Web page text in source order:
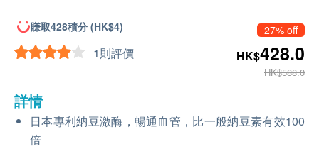
賺取428積分 (HK$4)
1則評價
27% off
HK$428.0
HK$588.0
詳情
日本專利納豆激酶，暢通血管，比一般納豆素有效100
倍